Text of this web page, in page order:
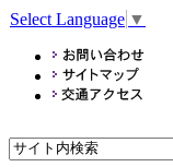
Select Language ▼